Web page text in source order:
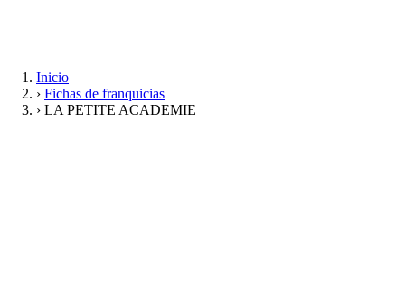
Inicio
› Fichas de franquicias
› LA PETITE ACADEMIE